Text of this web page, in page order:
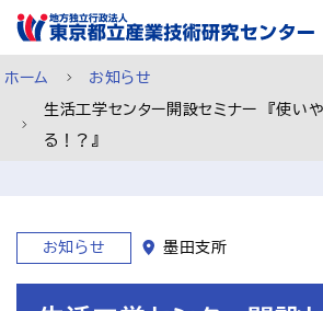
スキップして本文へ
ホーム お知らせ
生活工学センター開設セミナー 『使い
る！？』
お知らせ 墨田支所